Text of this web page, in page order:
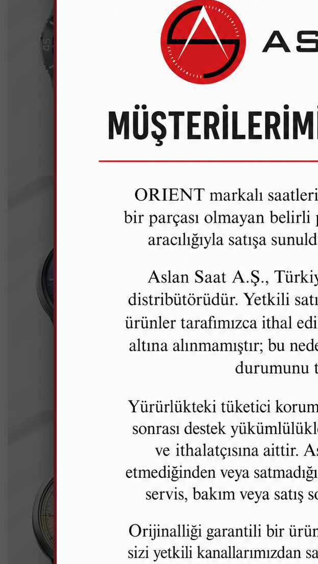
Sıra Dışı Tasarım
Antirefle Kaplamalı Safir Cam
Dengeli Renk
Esneklik
ÜRÜNÜ İNCELE
BAMBINO
KOLEKSİYONU
Kristal Mineral Cam
Kurmalı Otomatik
Klasik Görünüm
KOLEKSİYONU İNCELE
CLASSIC
KOLEKSİYONU
Çarpıcı Tasarım
Klasik Görünüm
Zamansız Şıklık